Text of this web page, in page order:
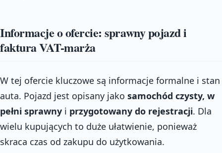
Informacje o ofercie: sprawny pojazd i
faktura VAT-marża
W tej ofercie kluczowe są informacje formalne i stan
auta. Pojazd jest opisany jako samochód czysty, w
pełni sprawny i przygotowany do rejestracji. Dla
wielu kupujących to duże ułatwienie, ponieważ
skraca czas od zakupu do użytkowania.